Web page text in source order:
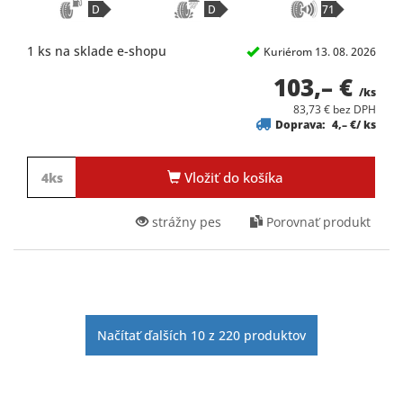
D D 71
1 ks na sklade e-shopu Kuriérom 13. 08. 2026
Vložiť do košíka
103,– € /ks
83,73 € bez DPH
Doprava: 4,– €/ ks
strážny pes Porovnať produkt
Načítať ďalších 10 z 220 produktov